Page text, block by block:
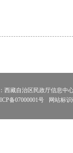
西藏自治区民政厅信息中
备07000001号 网站标识